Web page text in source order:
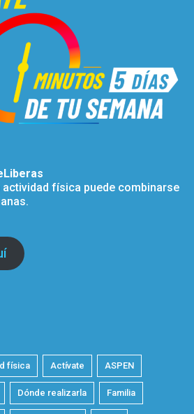
actividad física puede combinarse
física Actívate ASPEN
Dónde realizarla Familia